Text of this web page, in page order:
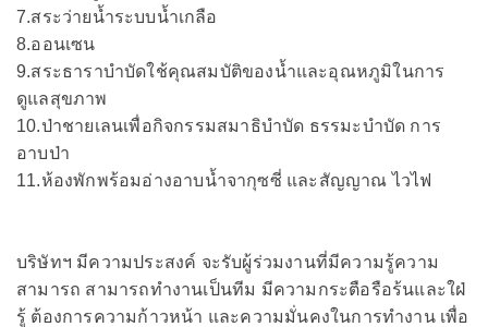
7.สระว่ายน้ำระบบน้ำเกลือ
8.ออนเซน
9.สระธาราบำบัดใช้คุณสมบัติของน้ำและอุณหภูมิในการ
ดูแลสุขภาพ
10.ป่าชายเลนเพื่อกิจกรรมสมาธิบำบัด ธรรมะบำบัด การ
อาบป่า
11.ห้องพักพร้อมอ่างอาบน้ำจากุซซี่ และสัญญาณ ไวไฟ
บริษัทฯ มีความประสงค์ จะรับผู้ร่วมงานที่มีความรู้ความ
สามารถ สามารถทำงานเป็นทีม มีความกระตือรือร้นและใฝ่
รู้ ต้องการความก้าวหน้า และความมั่นคงในการทำงาน เพื่อ